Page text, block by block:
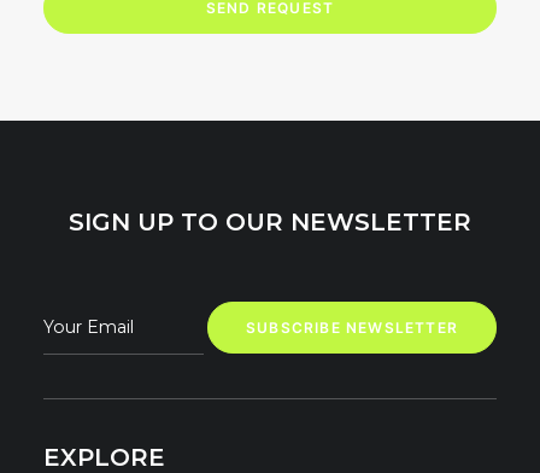
SIGN UP TO OUR NEWSLETTER
EXPLORE